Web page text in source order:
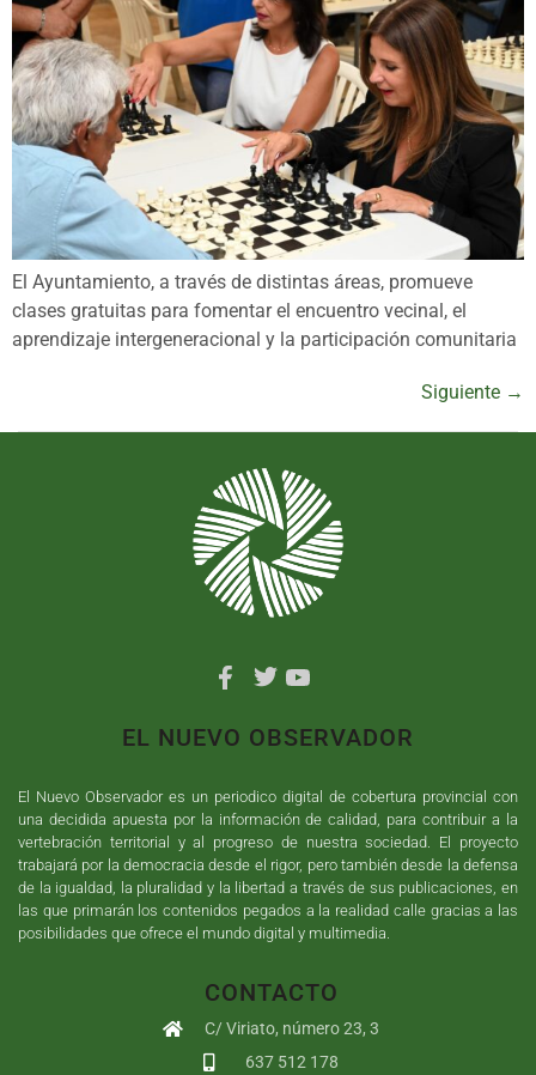
El Ayuntamiento, a través de distintas áreas, promueve
clases gratuitas para fomentar el encuentro vecinal, el
aprendizaje intergeneracional y la participación comunitaria
Siguiente →
EL NUEVO OBSERVADOR
El Nuevo Observador es un periodico digital de cobertura provincial con
una decidida apuesta por la información de calidad, para contribuir a la
vertebración territorial y al progreso de nuestra sociedad. El proyecto
trabajará por la democracia desde el rigor, pero también desde la defensa
de la igualdad, la pluralidad y la libertad a través de sus publicaciones, en
las que primarán los contenidos pegados a la realidad calle gracias a las
posibilidades que ofrece el mundo digital y multimedia.
CONTACTO
C/ Viriato, número 23, 3
637 512 178